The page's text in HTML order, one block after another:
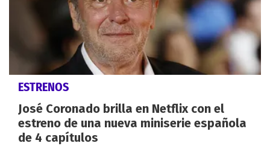
ESTRENOS
José Coronado brilla en Netflix con el
estreno de una nueva miniserie española
de 4 capítulos